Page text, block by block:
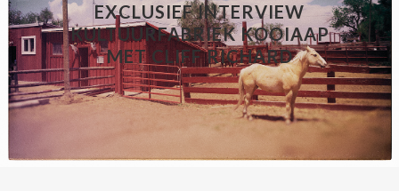
EXCLUSIEF INTERVIEW
KULTUURFABRIEK KOOIAAP
MET CLIFF RICHARD